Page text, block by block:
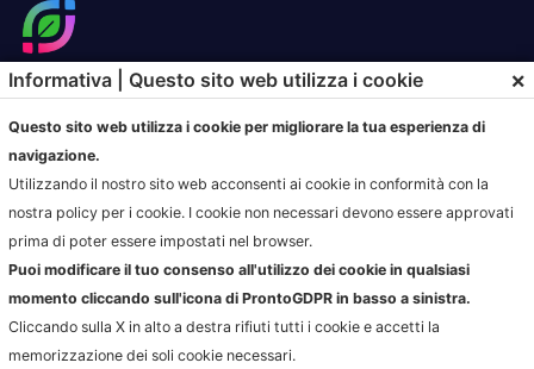
SOLUZIONI
HOME
SOLUZIONI DI CONFERIMENTO
GESTIONE SERVIZIO DI
RACCOLTA
PRODOTTI
HOME
HOME
AZIENDE
HPA
Informativa | Questo sito web utilizza i cookie ×
Questo sito web utilizza i cookie per migliorare la tua esperienza di
navigazione.
Utilizzando il nostro sito web acconsenti ai cookie in conformità con la
nostra policy per i cookie. I cookie non necessari devono essere approvati
prima di poter essere impostati nel browser.
Puoi modificare il tuo consenso all'utilizzo dei cookie in qualsiasi
momento cliccando sull'icona di ProntoGDPR in basso a sinistra.
Cliccando sulla X in alto a destra rifiuti tutti i cookie e accetti la
memorizzazione dei soli cookie necessari.